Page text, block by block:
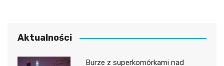
Aktualności
Burze z superkomórkami nad